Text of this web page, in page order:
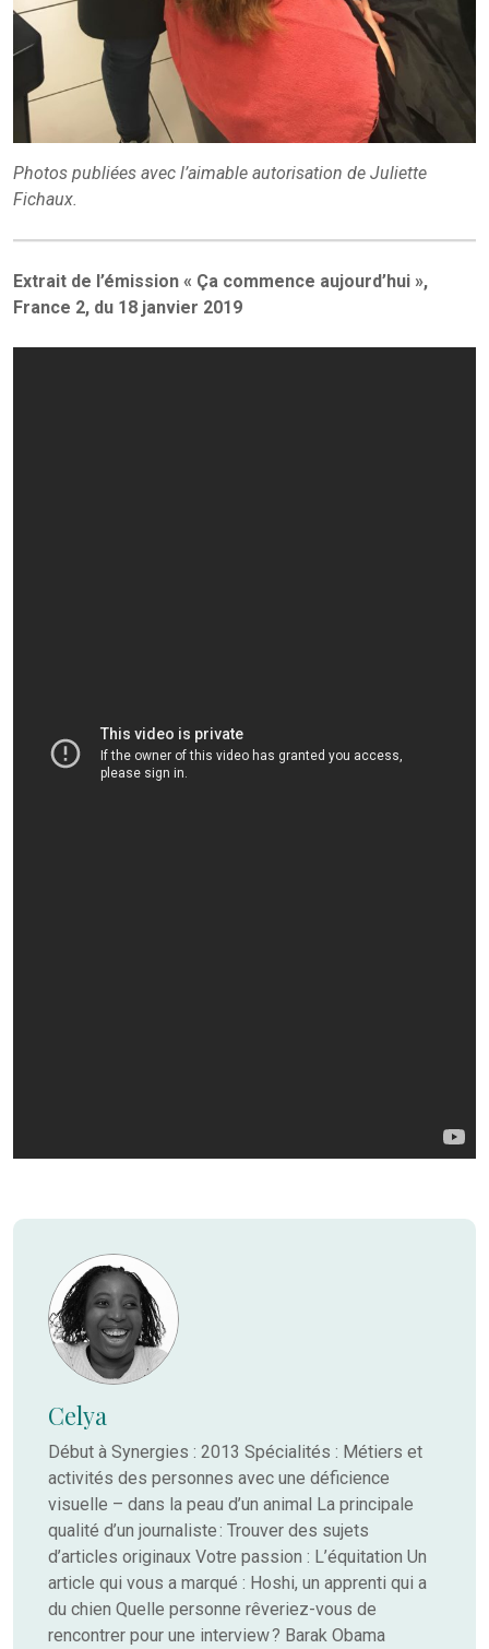
Photos publiées avec l’aimable autorisation de Juliette
Fichaux.
Extrait de l’émission « Ça commence aujourd’hui »,
France 2, du 18 janvier 2019
Celya
Début à Synergies : 2013 Spécialités : Métiers et
activités des personnes avec une déficience
visuelle – dans la peau d’un animal La principale
qualité d’un journaliste : Trouver des sujets
d’articles originaux Votre passion : L’équitation Un
article qui vous a marqué : Hoshi, un apprenti qui a
du chien Quelle personne rêveriez-vous de
rencontrer pour une interview ? Barak Obama